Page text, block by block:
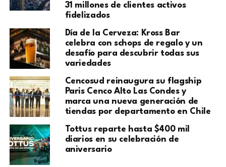
31 millones de clientes activos
fidelizados
Día de la Cerveza: Kross Bar
celebra con schops de regalo y un
desafío para descubrir todas sus
variedades
Cencosud reinaugura su flagship
Paris Cenco Alto Las Condes y
marca una nueva generación de
tiendas por departamento en Chile
Tottus reparte hasta $400 mil
diarios en su celebración de
aniversario